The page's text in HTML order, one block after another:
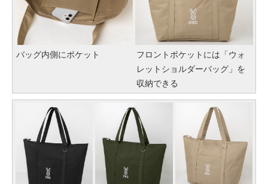
バッグ内側にポケット
フロントポケットには「ウォ
レットショルダーバッグ」を
収納できる